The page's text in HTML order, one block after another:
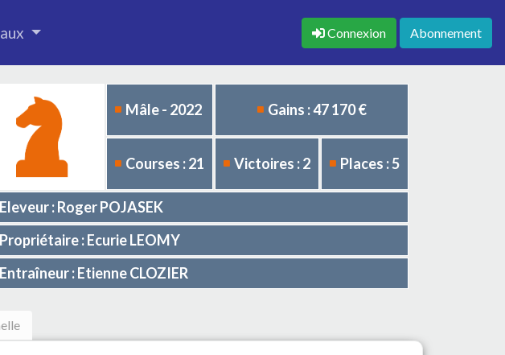
Connexion Abonnement
Mâle - 2022 Gains : 47 170 €
Courses : 21 Victoires : 2 Places : 5
Eleveur : Roger POJASEK
Propriétaire : Ecurie LEOMY
Entraîneur : Etienne CLOZIER